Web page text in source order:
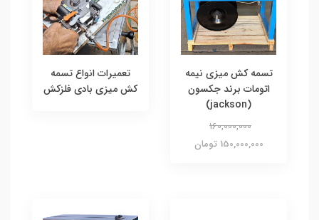
تسمه کش میزی نیمه
اتومات برند جکسون
(jackson)
160,000,000
150,000,000 تومان
تعمیرات انواع تسمه
کش میزی بادی فلزکش